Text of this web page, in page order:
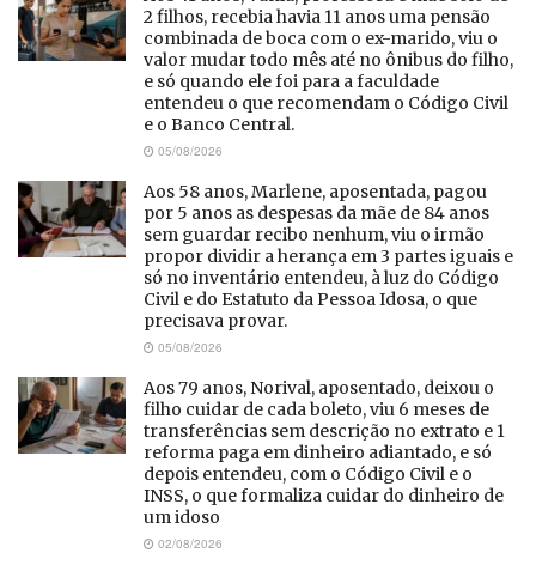
2 filhos, recebia havia 11 anos uma pensão
combinada de boca com o ex-marido, viu o
valor mudar todo mês até no ônibus do filho,
e só quando ele foi para a faculdade
entendeu o que recomendam o Código Civil
e o Banco Central.
05/08/2026
Aos 58 anos, Marlene, aposentada, pagou
por 5 anos as despesas da mãe de 84 anos
sem guardar recibo nenhum, viu o irmão
propor dividir a herança em 3 partes iguais e
só no inventário entendeu, à luz do Código
Civil e do Estatuto da Pessoa Idosa, o que
precisava provar.
05/08/2026
Aos 79 anos, Norival, aposentado, deixou o
filho cuidar de cada boleto, viu 6 meses de
transferências sem descrição no extrato e 1
reforma paga em dinheiro adiantado, e só
depois entendeu, com o Código Civil e o
INSS, o que formaliza cuidar do dinheiro de
um idoso
02/08/2026